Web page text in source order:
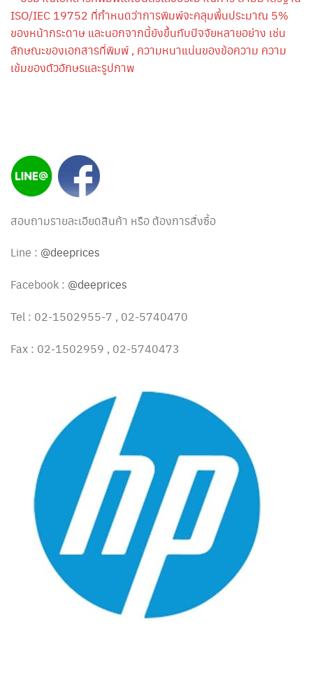
ISO/IEC 19752 ที่กำหนดว่าการพิมพ์จะคลุมพื้นประมาณ 5%
ของหน้ากระดาษ และนอกจากนี้ยังขึ้นกับปัจจัยหลายอย่าง เช่น
ลักษณะของเอกสารที่พิมพ์ , ความหนาแน่นของข้อความ ความ
เข้มของตัวอักษรและรูปภาพ
สอบถามรายละเอียดสินค้า หรือ ต้องการสั่งซื้อ
Line : @deeprices
Facebook : @deeprices
Tel : 02-1502955-7 , 02-5740470
Fax : 02-1502959 , 02-5740473